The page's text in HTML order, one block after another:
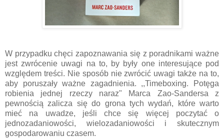
W przypadku chęci zapoznawania się z poradnikami ważne
jest zwrócenie uwagi na to, by były one interesujące pod
względem treści. Nie sposób nie zwrócić uwagi także na to,
aby poruszały ważne zagadnienia. ,,Timeboxing. Potęga
robienia jednej rzeczy naraz" Marca Zao-Sandersa z
pewnością zalicza się do grona tych wydań, które warto
mieć na uwadze, jeśli chce się więcej poczytać o
jednozadaniowości, wielozadaniowości i skutecznym
gospodarowaniu czasem.